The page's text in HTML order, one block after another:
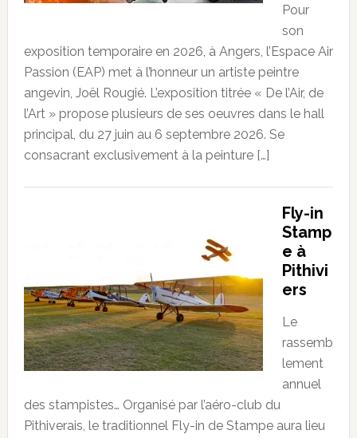
Pour
son
exposition temporaire en 2026, à Angers, l’Espace Air
Passion (EAP) met à l’honneur un artiste peintre
angevin, Joël Rougié. L’exposition titrée « De l’Air, de
l’Art » propose plusieurs de ses oeuvres dans le hall
principal, du 27 juin au 6 septembre 2026. Se
consacrant exclusivement à la peinture […]
Fly-in
Stamp
e à
Pithivi
ers
Le
rassemb
lement
annuel
des stampistes… Organisé par l’aéro-club du
Pithiverais, le traditionnel Fly-in de Stampe aura lieu